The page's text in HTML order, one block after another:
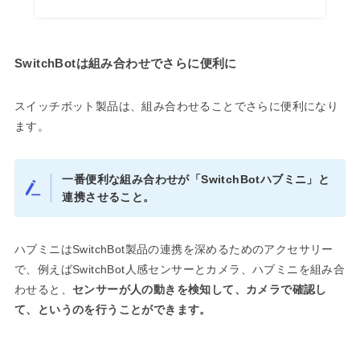
SwitchBotは組み合わせでさらに便利に
スイッチボット製品は、組み合わせることでさらに便利になり
ます。
一番便利な組み合わせが「SwitchBotハブミニ」と
連携させること。
ハブミニはSwitchBot製品の連携を深めるためのアクセサリー
で、例えばSwitchBot人感センサーとカメラ、ハブミニを組み合
わせると、 センサーが人の動きを検知して、カメラで確認し
て、というのを行うことができます。